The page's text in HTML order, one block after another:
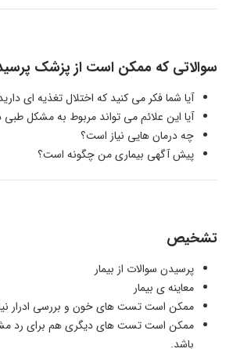
سوالاتی که ممکن است از پزشک
آیا شما فکر می کنید که اختلال تغذیه ای
آیا این علائم می تواند مربوط به مشکل
چه درمان هایی نیاز است؟
پیش آگهی بیماری من چگونه است؟
تشخیص
پرسیدن سوالات از بیمار
معاینه ی بیمار
ممکن است تست های خون و بررسی ادرار
ممکن است تست های دیگری هم برای رد
باشد.